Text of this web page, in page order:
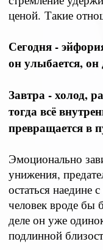
ценой. Такие
Сегодня -
он улыбается, он
Завтра - холод,
тогда всё
превращается в
Эмоционально
унижения,
остаться наедине
человек вроде бы
деле он уже
подлинной